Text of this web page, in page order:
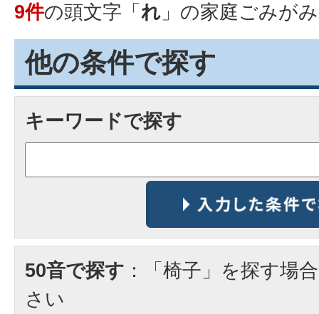
9件の頭文字「 れ 」の家庭ごみが
他の条件で探す
キーワードで探す
50音で探す ：「椅子」を探す場
さい